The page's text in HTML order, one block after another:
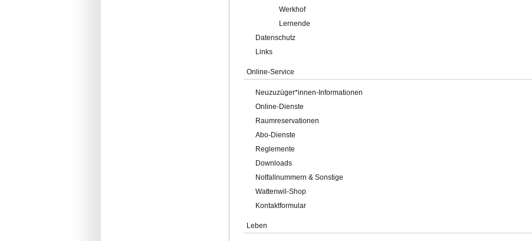
Werkhof
Lernende
Datenschutz
Links
Online-Service
Neuzuzüger*innen-Informationen
Online-Dienste
Raumreservationen
Abo-Dienste
Reglemente
Downloads
Notfallnummern & Sonstige
Wattenwil-Shop
Kontaktformular
Leben